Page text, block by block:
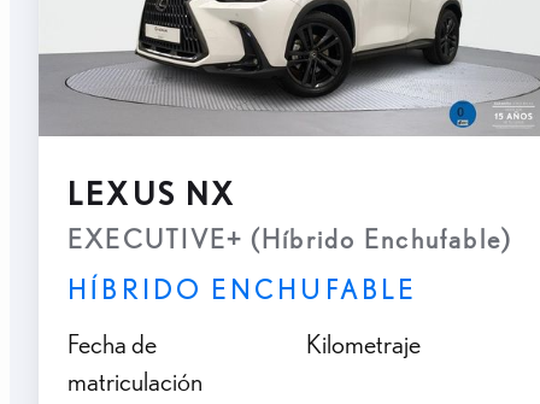
LEXUS NX
EXECUTIVE+ (Híbrido Enchufable)
HÍBRIDO ENCHUFABLE
Fecha de
matriculación
Kilometraje